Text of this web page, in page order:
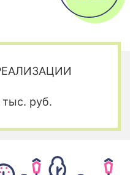
руб.